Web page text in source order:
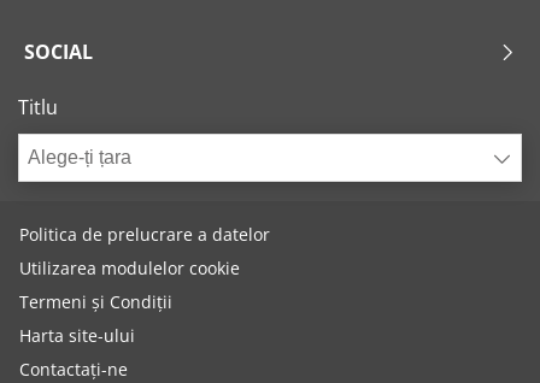
SOCIAL
Titlu
Alege-ți țara
Politica de prelucrare a datelor
Utilizarea modulelor cookie
Termeni și Condiții
Harta site-ului
Contactați-ne